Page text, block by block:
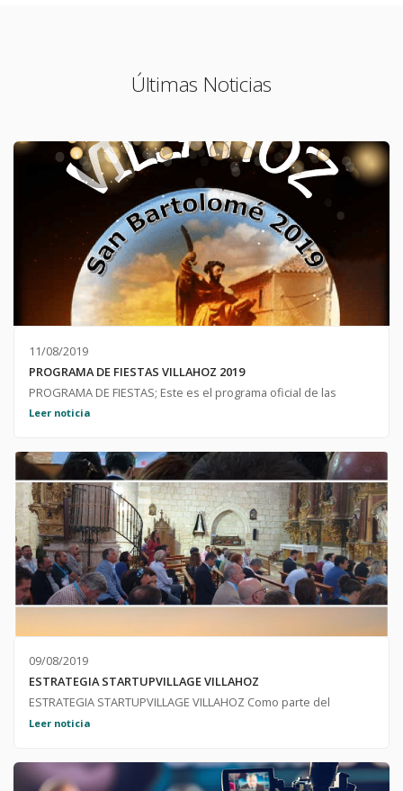
Últimas Noticias
11/08/2019
PROGRAMA DE FIESTAS VILLAHOZ 2019
PROGRAMA DE FIESTAS; Este es el programa oficial de las
fiestas de San Bartolomé de Villahoz 2019, lo puedes descargar
Leer noticia
09/08/2019
ESTRATEGIA STARTUPVILLAGE VILLAHOZ
ESTRATEGIA STARTUPVILLAGE VILLAHOZ Como parte del
Proyecto Piloto Startup Village, se ofrecen una serie de
la localidad de Villahoz. Para más información, pulsad en "Leer
Más" y consultad la documentación adjunta.
Leer noticia